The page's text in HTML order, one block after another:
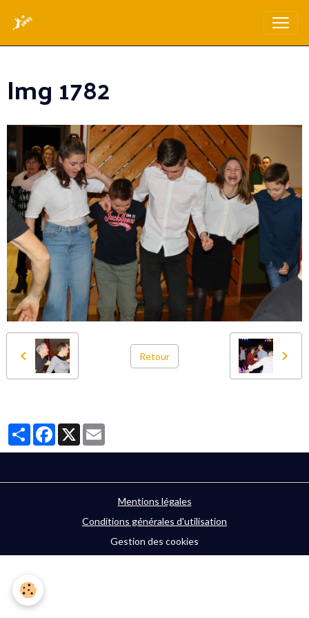
Img 1782
Retour
PartagerFacebook
X
Mentions légales
Conditions générales d'utilisation
Gestion des cookies